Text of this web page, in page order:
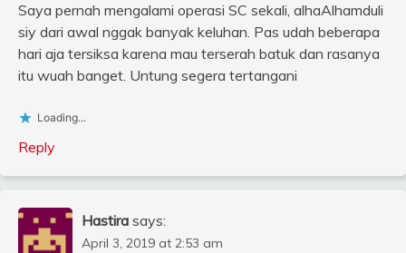
Saya pernah mengalami operasi SC sekali, alhaAlhamduli
siy dari awal nggak banyak keluhan. Pas udah beberapa
hari aja tersiksa karena mau terserah batuk dan rasanya
itu wuah banget. Untung segera tertangani
Loading...
Reply
Hastira says:
April 3, 2019 at 2:53 am